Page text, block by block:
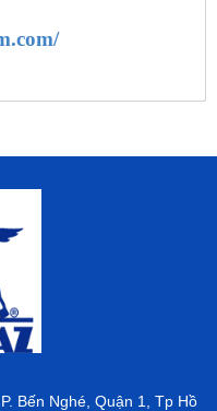
Bến Nghé, Quận 1, Tp Hồ